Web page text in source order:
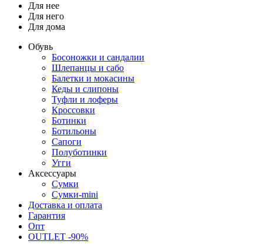
Для нее
Для него
Для дома
Обувь
Босоножки и сандалии
Шлепанцы и сабо
Балетки и мокасины
Кеды и слипоны
Туфли и лоферы
Кроссовки
Ботинки
Ботильоны
Сапоги
Полуботинки
Угги
Аксессуары
Сумки
Сумки-mini
Доставка и оплата
Гарантия
Опт
OUTLET -90%